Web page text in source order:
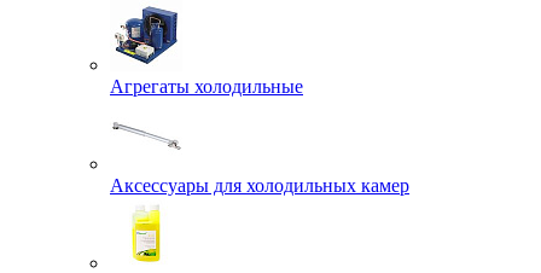
Агрегаты холодильные
Аксессуары для холодильных камер